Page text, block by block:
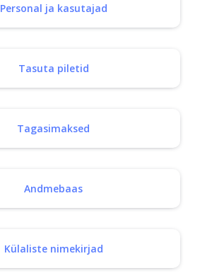
Personal ja kasutajad
Tasuta piletid
Tagasimaksed
Andmebaas
Külaliste nimekirjad